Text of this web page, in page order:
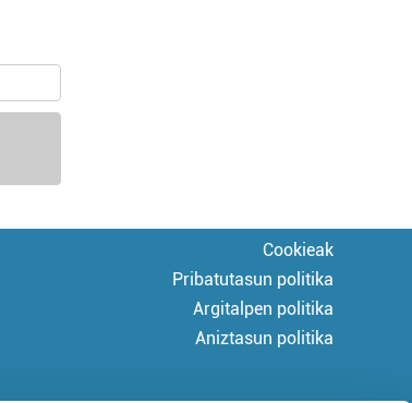
Cookieak
Pribatutasun politika
Argitalpen politika
Aniztasun politika